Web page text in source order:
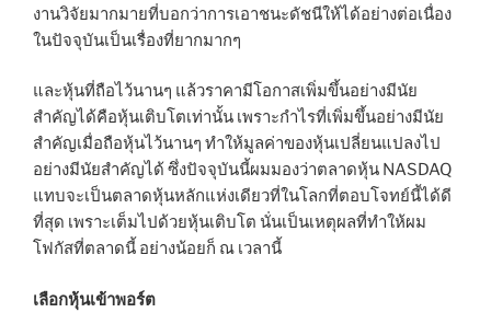
งานวิจัยมากมายที่บอกว่าการเอาชนะดัชนีให้ได้อย่างต่อเนื่อง
ในปัจจุบันเป็นเรื่องที่ยากมากๆ
และหุ้นที่ถือไว้นานๆ แล้วราคามีโอกาสเพิ่มขึ้นอย่างมีนัย
สำคัญได้คือหุ้นเติบโตเท่านั้น เพราะกำไรที่เพิ่มขึ้นอย่างมีนัย
สำคัญเมื่อถือหุ้นไว้นานๆ ทำให้มูลค่าของหุ้นเปลี่ยนแปลงไป
อย่างมีนัยสำคัญได้ ซึ่งปัจจุบันนี้ผมมองว่าตลาดหุ้น NASDAQ
แทบจะเป็นตลาดหุ้นหลักแห่งเดียวที่ในโลกที่ตอบโจทย์นี้ได้ดี
ที่สุด เพราะเต็มไปด้วยหุ้นเติบโต นั่นเป็นเหตุผลที่ทำให้ผม
โฟกัสที่ตลาดนี้ อย่างน้อยก็ ณ เวลานี้
เลือกหุ้นเข้าพอร์ต